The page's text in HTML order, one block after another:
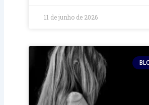
11 de junho de 2026